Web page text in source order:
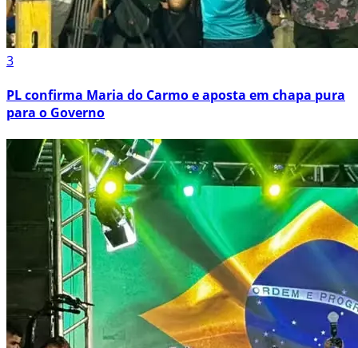
3
PL confirma Maria do Carmo e aposta em chapa pura
para o Governo